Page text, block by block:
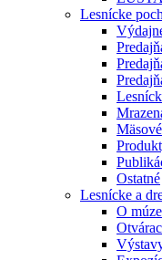
Lesnícke
Ostatné
Lesnícke a
O